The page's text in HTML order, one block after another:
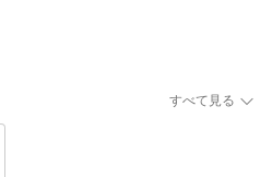
すべて見る